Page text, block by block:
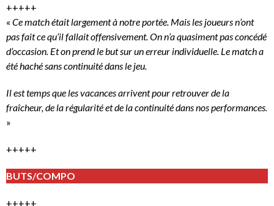
+++++
« Ce match était largement à notre portée. Mais les joueurs n’ont
pas fait ce qu’il fallait offensivement. On n’a quasiment pas concédé
d’occasion. Et on prend le but sur un erreur individuelle. Le match a
été haché sans continuité dans le jeu.
Il est temps que les vacances arrivent pour retrouver de la
fraîcheur, de la régularité et de la continuité dans nos performances.
»
+++++
BUTS/COMPO
+++++